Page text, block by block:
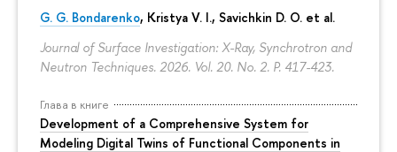
G. G. Bondarenko, Kristya V. I., Savichkin D. O. et al.
Journal of Surface Investigation: X-Ray, Synchrotron and
Neutron Techniques. 2026. Vol. 20. No. 2. P. 417-423.
Глава в книге
Development of a Comprehensive System for
Modeling Digital Twins of Functional Components in